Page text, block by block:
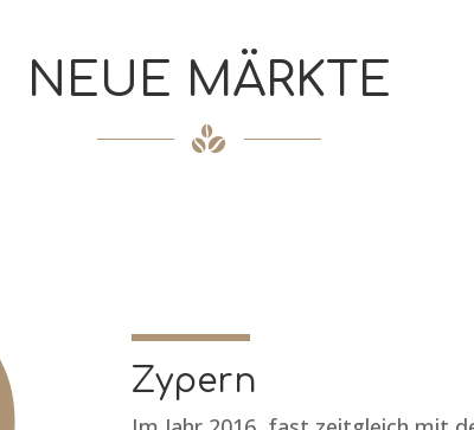
NEUE MÄRKTE
Zypern